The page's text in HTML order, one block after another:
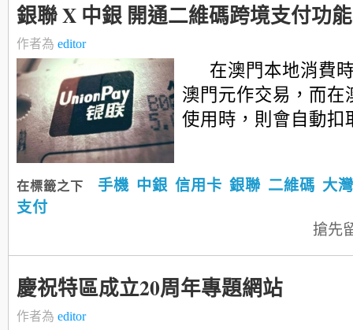
銀聯 X 中銀 開通二維碼跨境支付功能
作者為 editor
在澳門本地消費
澳門元作交易，而在
使用時，則會自動扣
在標籤之下 手機 中銀 信用卡 銀聯 二維碼 大
支付
搶先
慶祝特區成立20周年專題網站
作者為 editor